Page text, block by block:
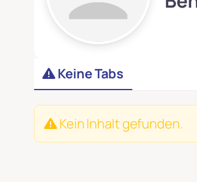
Keine Tabs
Kein Inhalt gefunden.